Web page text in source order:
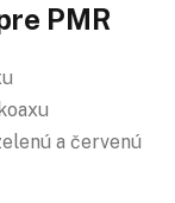
PMR
a červenú